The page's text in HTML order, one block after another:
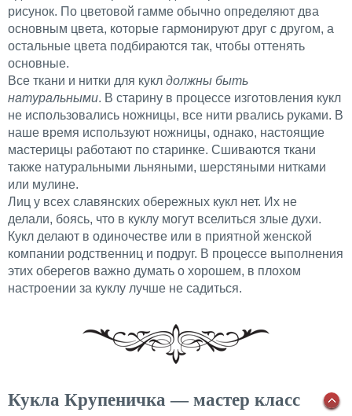
рисунок. По цветовой гамме обычно определяют два
основным цвета, которые гармонируют друг с другом, а
остальные цвета подбираются так, чтобы оттенять
основные.
Все ткани и нитки для кукл должны быть
натуральными. В старину в процессе изготовления кукл
не использовались ножницы, все нити рвались руками. В
наше время используют ножницы, однако, настоящие
мастерицы работают по старинке. Сшиваются ткани
также натуральными льняными, шерстяными нитками
или мулине.
Лиц у всех славянских обережных кукл нет. Их не
делали, боясь, что в куклу могут вселиться злые духи.
Кукл делают в одиночестве или в приятной женской
компании родственниц и подруг. В процессе выполнения
этих оберегов важно думать о хорошем, в плохом
настроении за куклу лучше не садиться.
Кукла Крупеничка — мастер класс